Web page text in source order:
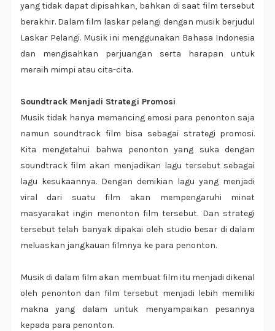
yang tidak dapat dipisahkan, bahkan di saat film tersebut
berakhir. Dalam film laskar pelangi dengan musik berjudul
Laskar Pelangi. Musik ini menggunakan Bahasa Indonesia
dan mengisahkan perjuangan serta harapan untuk
meraih mimpi atau cita-cita.
Soundtrack Menjadi Strategi Promosi
Musik tidak hanya memancing emosi para penonton saja
namun soundtrack film bisa sebagai strategi promosi.
Kita mengetahui bahwa penonton yang suka dengan
soundtrack film akan menjadikan lagu tersebut sebagai
lagu kesukaannya. Dengan demikian lagu yang menjadi
viral dari suatu film akan mempengaruhi minat
masyarakat ingin menonton film tersebut. Dan strategi
tersebut telah banyak dipakai oleh studio besar di dalam
meluaskan jangkauan filmnya ke para penonton.
Musik di dalam film akan membuat film itu menjadi dikenal
oleh penonton dan film tersebut menjadi lebih memiliki
makna yang dalam untuk menyampaikan pesannya
kepada para penonton.